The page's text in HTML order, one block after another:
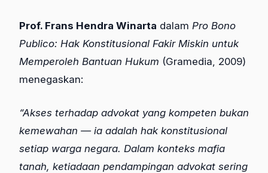
Prof. Frans Hendra Winarta dalam Pro Bono
Publico: Hak Konstitusional Fakir Miskin untuk
Memperoleh Bantuan Hukum (Gramedia, 2009)
menegaskan:
“Akses terhadap advokat yang kompeten bukan
kemewahan — ia adalah hak konstitusional
setiap warga negara. Dalam konteks mafia
tanah, ketiadaan pendampingan advokat sering